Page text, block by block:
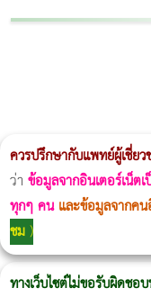
ควรปรึกษากับแพทย์ผู้เชี่ย
ว่า ข้อมูลจากอินเตอร์เน็ต
ทุกๆ คน และข้อมูลจากค
ชม)
ทางเว็บไซต์ไม่ขอรับผิดช